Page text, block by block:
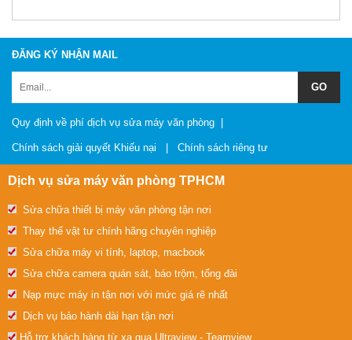
ĐĂNG KÝ NHẬN MAIL
Quy định về phí dịch vụ sửa máy văn phòng |
Chính sách giải quyết Khiếu nại | Chính sách riêng tư
Dịch vụ sửa máy văn phòng TPHCM
Sửa chữa thiết bị máy văn phòng tận nơi
Thay thế vật tư chính hãng chuyên nghiệp
Sửa chữa máy vi tính, laptop, macbook
Sửa chữa camera quán sát, báo trộm, tổng đài
Nạp mực máy in tận nơi với mức giá rẽ nhất
Dịch vụ bảo hành dài hạn tận nơi
Hỗ trợ khách hàng từ xa qua Ultraview - Teamview